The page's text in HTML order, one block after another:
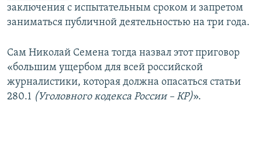
заключения с испытательным сроком и запретом
заниматься публичной деятельностью на три года.
Сам Николай Семена тогда назвал этот приговор
«большим ущербом для всей российской
журналистики, которая должна опасаться статьи
280.1 (Уголовного кодекса России – КР)».